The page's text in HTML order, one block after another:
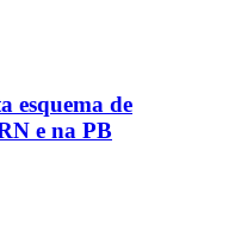
esquema de
e na PB